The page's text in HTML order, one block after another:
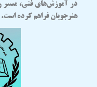
در آموزش‌های فنی، مسیر
هنرجویان فراهم کرده است.